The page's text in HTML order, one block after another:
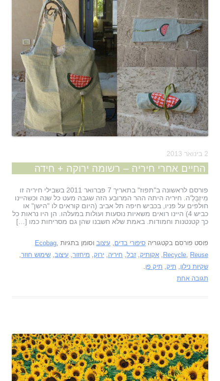
2 בינואר 2013
החיים אחרי חיריה – רשומה ירוקה + חידה
פורסם לראשונה ב"תפוז" בתאריך 7 פברואר 2011 בשבילי חיריה זו
מִיזְבָּלֶ'ה. חיריה היתה ההר המרובע הזה שגבה מעט כל שנה וכשהיינו
חולפים על פניו, בכביש חיפה תל אביב (היום קוראים לו "הישן" או
כביש 4) היינו רואים משאיות נוסעות ועולות במעלהו. הן היו נראות כל
כך קטנטנות וחמודות. באמת שלא חשבנו שהן גם מסריחות כמו […]
פוסט פורסם בקטגוריה סיפורי בדים, עיצוב וסומן בתגיות Ecobag,
Recycle, Reuse
, אקותיק, זבל, חיריה, ירוק, מיחזור, עיצוב, שימוש חוזר,
שקיות נילון, תיק, תיק פן.
תגובה אחת